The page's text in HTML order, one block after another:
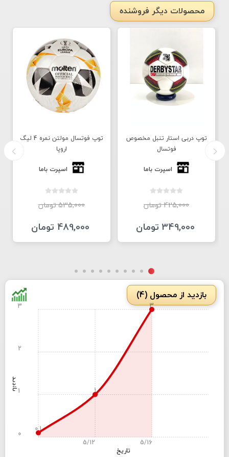
محصولات دیگر فروشنده
توپ دربی استار تنبل مخصوص
فوتسال
اسپرت باما
425,000 تومان
349,000 تومان
توپ فوتسال مولتن نمره 4 لیگ
اروپا
اسپرت باما
535,000 تومان
489,000 تومان
بازدید از محصول (4)
بازدید
تاریخ
0.1
1
3
5/12 5/16
0
1
2
3